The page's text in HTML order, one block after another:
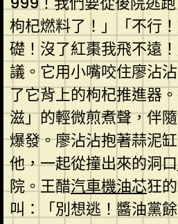
枸杞燃料了！」「不行
礎！沒了紅棗我飛不遠
議。它用小嘴咬住廖沾
了它背上的枸杞推進器
滋」的輕微煎煮聲，伴
爆發。廖沾沾抱著蒜泥
他，一起從撞出來的洞口
院。王醋汽車機油芯狂
叫：「別想逃！醬油黨